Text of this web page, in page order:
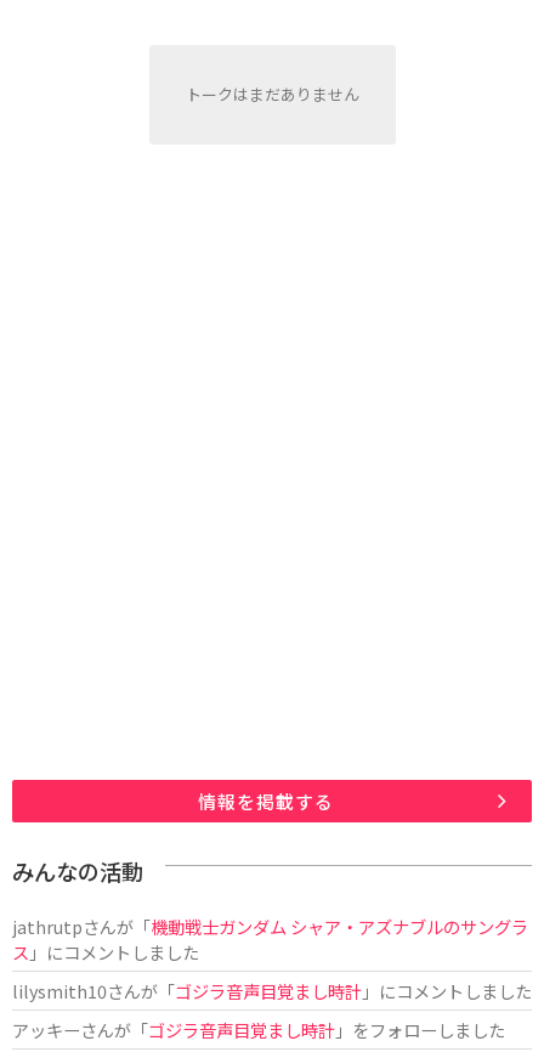
トークはまだありません
情報を掲載する
みんなの活動
jathrutpさんが「機動戦士ガンダム シャア・アズナブルのサングラ
ス 」にコメントしました
lilysmith10さんが「ゴジラ音声目覚まし時計」にコメントしました
アッキーさんが「ゴジラ音声目覚まし時計」をフォローしました